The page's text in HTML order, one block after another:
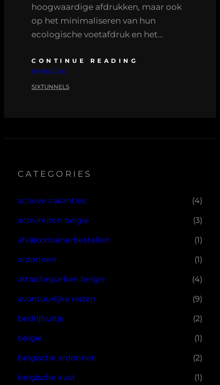
hoogwaardige afdrukken, maar ook
op het minimaliseren van hun
ecologische voetafdruk en het…
CONTINUE READING
19 MEI 2026
SIXTUNNELS
CATEGORIES
actieve vakanties (4)
activiteiten belgie (3)
afvalcontainerbestellen (1)
ardennen (1)
attractieparken belgie (4)
avontuurlijke reizen (9)
bedrijfsuitje (2)
belgie (1)
belgische ardennen (2)
belgische kust (1)